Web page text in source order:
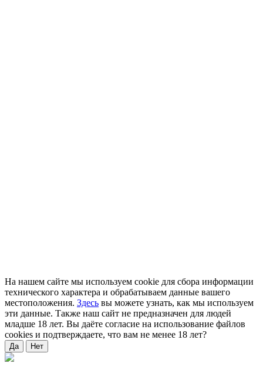
На нашем сайте мы используем cookie для сбора информации
технического характера и обрабатываем данные вашего
местоположения. Здесь вы можете узнать, как мы используем
эти данные. Также наш сайт не предназначен для людей
младше 18 лет. Вы даёте согласие на использование файлов
cookies и подтверждаете, что вам не менее 18 лет?
Да Нет